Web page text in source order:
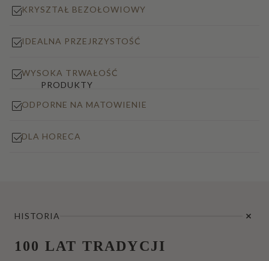
PRODUKTY
KRYSZTAŁ BEZOŁOWIOWY
IDEALNA PRZEJRZYSTOŚĆ
WYSOKA TRWAŁOŚĆ
ODPORNE NA MATOWIENIE
DLA HORECA
HISTORIA
100 LAT TRADYCJI